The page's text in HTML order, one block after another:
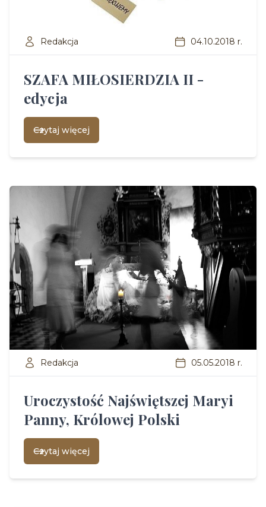
Redakcja 04.10.2018 r.
SZAFA MIŁOSIERDZIA II -
edycja
Czytaj więcej
Redakcja 05.05.2018 r.
Uroczystość Najświętszej Maryi
Panny, Królowej Polski
Czytaj więcej